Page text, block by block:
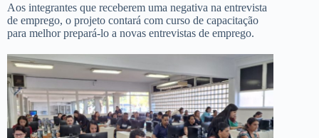
Aos integrantes que receberem uma negativa na entrevista
de emprego, o projeto contará com curso de capacitação
para melhor prepará-lo a novas entrevistas de emprego.